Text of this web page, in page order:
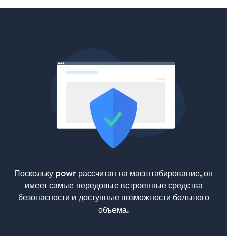
Поскольку powr рассчитан на масштабирование, он
имеет самые передовые встроенные средства
безопасности и доступные возможности большого
объема.